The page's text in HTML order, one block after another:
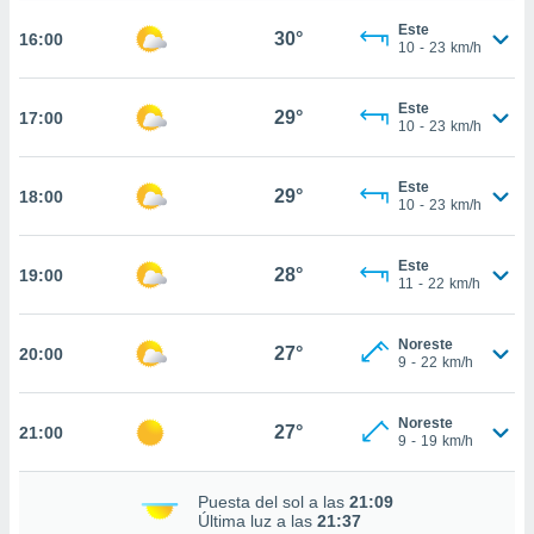
te
se
o
Puedes
acceder a
16:00 30°
Este
10 - 23 km/h
17:00 29°
Este
10 - 23 km/h
18:00 29°
Este
10 - 23 km/h
19:00 28°
Este
11 - 22 km/h
20:00 27°
Noreste
9 - 22 km/h
21:00 27°
Noreste
9 - 19 km/h
Puesta del sol a las 21:09
Última luz a las 21:37